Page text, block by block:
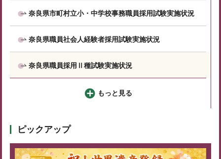
奈良県市町村立小・中学校事務職員採用試験実施状況
奈良県職員社会人経験者採用試験実施状況
奈良県職員採用Ⅱ種試験実施状況
もっと見る
ピックアップ